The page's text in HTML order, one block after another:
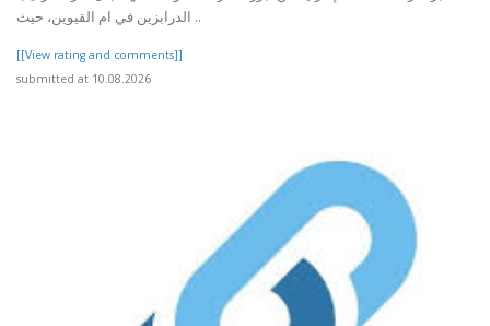
الدرابزين في ام القيوين، حيث ..
[[View rating and comments]]
submitted at 10.08.2026